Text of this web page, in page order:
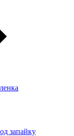
запайку